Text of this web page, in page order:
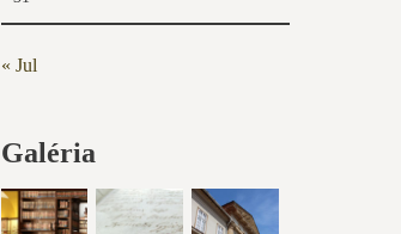
« Jul
Galéria